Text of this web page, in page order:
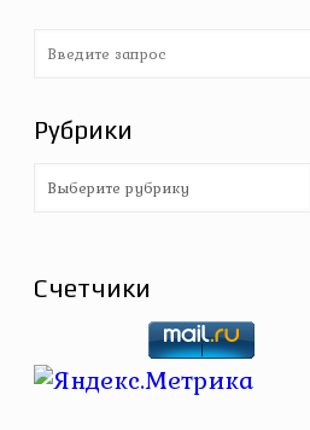
Рубрики
Рубрики
Счетчики